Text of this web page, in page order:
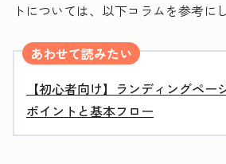
トについては、以下コラムを参考に
あわせて読みたい
【初心者向け】ランディングペー
ポイントと基本フロー